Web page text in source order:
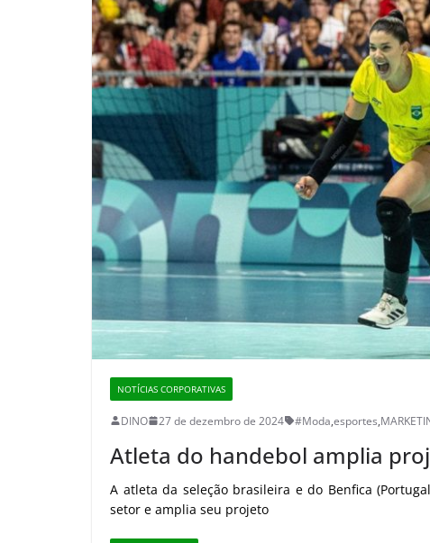
NOTÍCIAS CORPORATIVAS
DINO 27 de dezembro de 2024 #Moda,esportes,
Atleta do handebol amplia
A atleta da seleção brasileira e do Benfica
setor e amplia seu projeto